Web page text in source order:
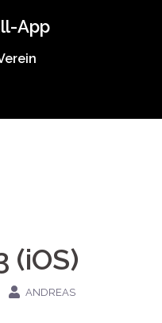
App
(iOS)
ANDREAS